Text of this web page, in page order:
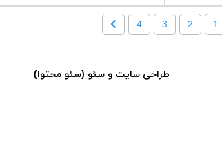
1
2
3
4
طراحی سایت و سئو (سئو محتوا)